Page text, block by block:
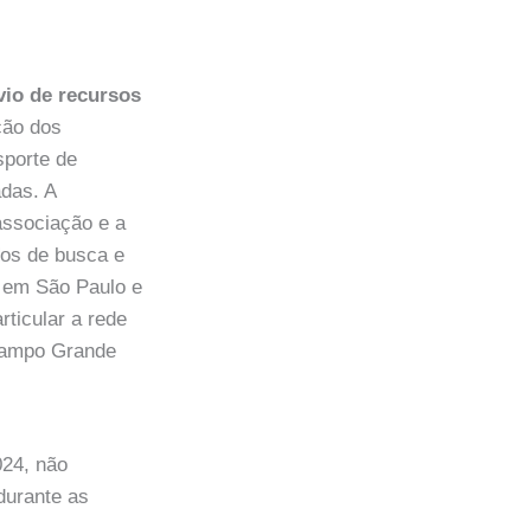
de recursos
dos
de
A
e a
de busca e
São Paulo e
a rede
Grande
não
as